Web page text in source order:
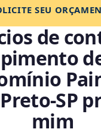
SEU
de
mim